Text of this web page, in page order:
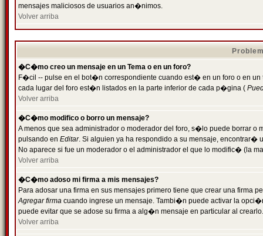
mensajes maliciosos de usuarios an�nimos.
Volver arriba
�C�mo creo un mensaje en un Tema o en un foro?
F�cil -- pulse en el bot�n correspondiente cuando est� en un foro o en
cada lugar del foro est�n listados en la parte inferior de cada p�gina (
Volver arriba
�C�mo modifico o borro un mensaje?
A menos que sea administrador o moderador del foro, s�lo puede borrar o
pulsando en Editar. Si alguien ya ha respondido a su mensaje, encontrar�
No aparece si fue un moderador o el administrador el que lo modific� (la
Volver arriba
�C�mo adoso mi firma a mis mensajes?
Para adosar una firma en sus mensajes primero tiene que crear una firma
Agregar firma cuando ingrese un mensaje. Tambi�n puede activar la
puede evitar que se adose su firma a alg�n mensaje en particular al crearlo.
Volver arriba